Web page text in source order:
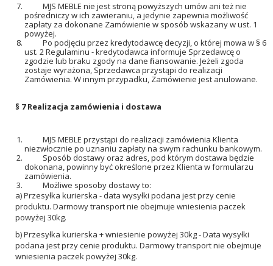
MJS MEBLE nie jest stroną powyższych umów ani też nie
pośredniczy w ich zawieraniu, a jedynie zapewnia możliwość
zapłaty za dokonane Zamówienie w sposób wskazany w ust. 1
powyżej.
Po podjęciu przez kredytodawcę decyzji, o której mowa w § 6
ust. 2 Regulaminu - kredytodawca informuje Sprzedawcę o
zgodzie lub braku zgody na dane finansowanie. Jeżeli zgoda
zostaje wyrażona, Sprzedawca przystąpi do realizacji
Zamówienia. W innym przypadku, Zamówienie jest anulowane.
§ 7 Realizacja zamówienia i dostawa
MJS MEBLE przystąpi do realizacji zamówienia Klienta
niezwłocznie po uznaniu zapłaty na swym rachunku bankowym.
Sposób dostawy oraz adres, pod którym dostawa będzie
dokonana, powinny być określone przez Klienta w formularzu
zamówienia.
Możliwe sposoby dostawy to:
a) Przesyłka kurierska - data wysyłki podana jest przy cenie
produktu. Darmowy transport nie obejmuje wniesienia paczek
powyżej 30kg.
b) Przesyłka kurierska + wniesienie powyżej 30kg - Data wysyłki
podana jest przy cenie produktu. Darmowy transport nie obejmuje
wniesienia paczek powyżej 30kg.